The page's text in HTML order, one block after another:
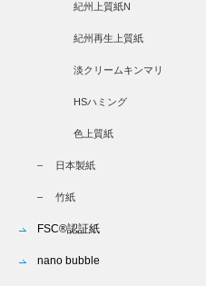
紀州上質紙N
紀州再生上質紙
淡クリームキンマリ
HSハミング
色上質紙
日本製紙
竹紙
FSC®認証紙
nano bubble